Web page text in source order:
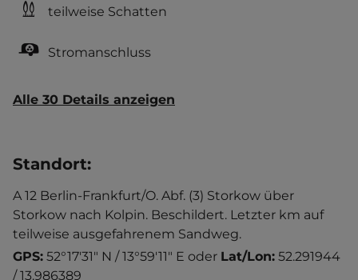
teilweise Schatten
Stromanschluss
Alle 30 Details anzeigen
Standort:
A 12 Berlin-Frankfurt/O. Abf. (3) Storkow über
Storkow nach Kolpin. Beschildert. Letzter km auf
teilweise ausgefahrenem Sandweg.
GPS: 52°17'31" N / 13°59'11" E oder Lat/Lon: 52.291944
/ 13.986389